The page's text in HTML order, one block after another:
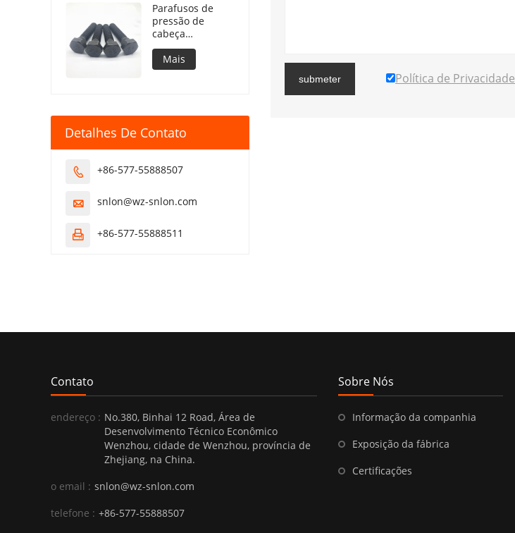
submeter Política de Privacidade
flange
Parafusos de
pressão de
cabeça
hexagonal para
SCANIA STD3870
Mais
Detalhes De Contato
 +86-577-55888507
 snlon@wz-snlon.com
 +86-577-55888511
Contato
endereço : No.380, Binhai 12 Road, Área de
Desenvolvimento Técnico Econômico
Wenzhou, cidade de Wenzhou, província de
Zhejiang, na China.
o email : snlon@wz-snlon.com
telefone : +86-577-55888507
Sobre Nós
Informação da companhia
Exposição da fábrica
Certificações